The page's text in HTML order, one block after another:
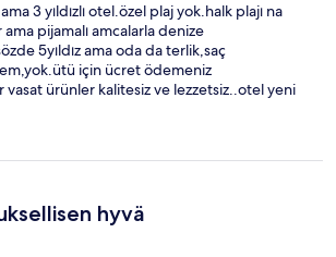
3 yıldızlı otel.özel plaj yok.halk plajı na
pijamalı amcalarla denize
5yıldız ama oda da terlik,saç
için ücret ödemeniz
ürünler kalitesiz ve lezzetsiz..otel yeni
değil.fakat personel deneyimsiz.sonuç
bu otele çok yazık.tekrar kalmayı
hyvä